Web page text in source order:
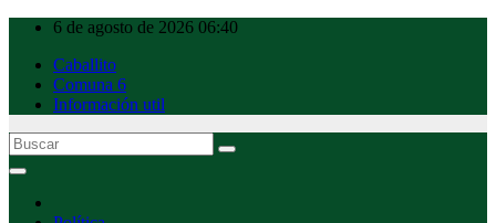
contenido
6 de agosto de 2026 06:40
Caballito
Comuna 6
Información util
Caballito Urbano